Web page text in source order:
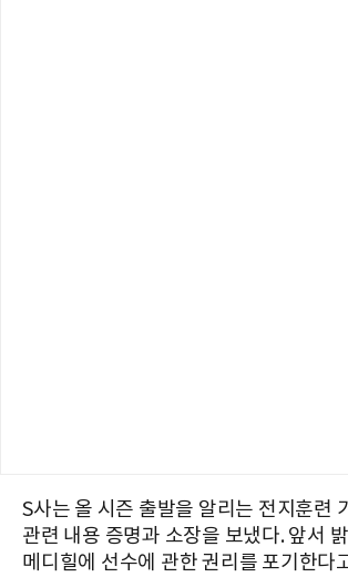
S사는 올 시즌 출발을 알리는 전지훈련
관련 내용 증명과 소장을 보냈다. 앞서
메디힐에 선수에 관한 권리를 포기한다